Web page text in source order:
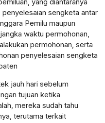
yang diantaranya
sengketa antar
Pemilu maupun
waktu permohonan,
permohonan, serta
penyelesaian sengketa
jauh hari sebelum
tujuan ketika
mereka sudah tahu
terutama terkait